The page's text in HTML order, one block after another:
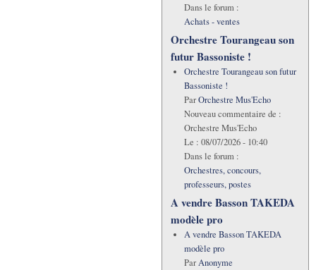
Dans le forum :
Achats - ventes
Orchestre Tourangeau son
futur Bassoniste !
Orchestre Tourangeau son futur
Bassoniste !
ParOrchestre Mus'Echo
Nouveau commentaire de :
Orchestre Mus'Echo
Le : 08/07/2026 - 10:40
Dans le forum :
Orchestres, concours,
professeurs, postes
A vendre Basson TAKEDA
modèle pro
A vendre Basson TAKEDA
modèle pro
ParAnonyme